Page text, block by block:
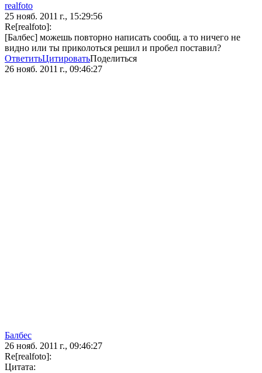
realfoto
25 нояб. 2011 г., 15:29:56
Re[realfoto]:
[Балбес] можешь повторно написать сообщ. а то ничего не
видно или ты приколоться решил и пробел поставил?
ОтветитьЦитироватьПоделиться
26 нояб. 2011 г., 09:46:27
Балбес
26 нояб. 2011 г., 09:46:27
Re[realfoto]:
Цитата: